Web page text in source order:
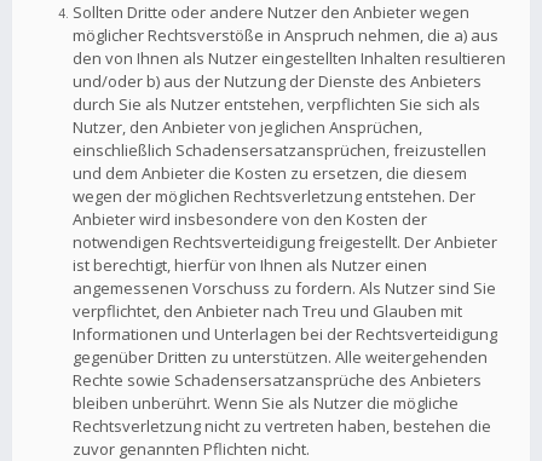
Sollten Dritte oder andere Nutzer den Anbieter wegen
möglicher Rechtsverstöße in Anspruch nehmen, die a) aus
den von Ihnen als Nutzer eingestellten Inhalten resultieren
und/oder b) aus der Nutzung der Dienste des Anbieters
durch Sie als Nutzer entstehen, verpflichten Sie sich als
Nutzer, den Anbieter von jeglichen Ansprüchen,
einschließlich Schadensersatzansprüchen, freizustellen
und dem Anbieter die Kosten zu ersetzen, die diesem
wegen der möglichen Rechtsverletzung entstehen. Der
Anbieter wird insbesondere von den Kosten der
notwendigen Rechtsverteidigung freigestellt. Der Anbieter
ist berechtigt, hierfür von Ihnen als Nutzer einen
angemessenen Vorschuss zu fordern. Als Nutzer sind Sie
verpflichtet, den Anbieter nach Treu und Glauben mit
Informationen und Unterlagen bei der Rechtsverteidigung
gegenüber Dritten zu unterstützen. Alle weitergehenden
Rechte sowie Schadensersatzansprüche des Anbieters
bleiben unberührt. Wenn Sie als Nutzer die mögliche
Rechtsverletzung nicht zu vertreten haben, bestehen die
zuvor genannten Pflichten nicht.